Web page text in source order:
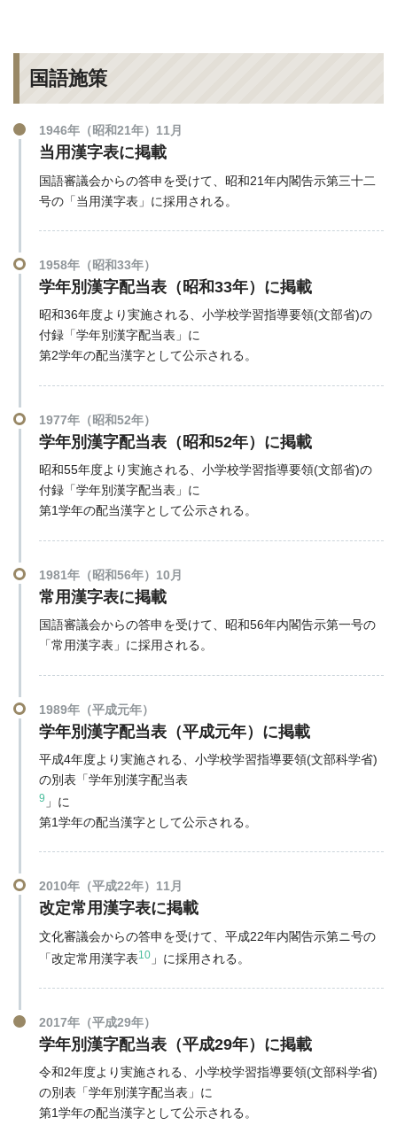
国語施策
1946年（昭和21年）11月
当用漢字表に掲載
国語審議会からの答申を受けて、昭和21年内閣告示第三十二
号の「当用漢字表」に採用される。
1958年（昭和33年）
学年別漢字配当表（昭和33年）に掲載
昭和36年度より実施される、小学校学習指導要領(文部省)の
付録「学年別漢字配当表」に
第2学年の配当漢字として公示される。
1977年（昭和52年）
学年別漢字配当表（昭和52年）に掲載
昭和55年度より実施される、小学校学習指導要領(文部省)の
付録「学年別漢字配当表」に
第1学年の配当漢字として公示される。
1981年（昭和56年）10月
常用漢字表に掲載
国語審議会からの答申を受けて、昭和56年内閣告示第一号の
「常用漢字表」に採用される。
1989年（平成元年）
学年別漢字配当表（平成元年）に掲載
平成4年度より実施される、小学校学習指導要領(文部科学省)
の別表「学年別漢字配当表
9 」に
第1学年の配当漢字として公示される。
2010年（平成22年）11月
改定常用漢字表に掲載
文化審議会からの答申を受けて、平成22年内閣告示第ニ号の
「改定常用漢字表10」に採用される。
2017年（平成29年）
学年別漢字配当表（平成29年）に掲載
令和2年度より実施される、小学校学習指導要領(文部科学省)
の別表「学年別漢字配当表」に
第1学年の配当漢字として公示される。